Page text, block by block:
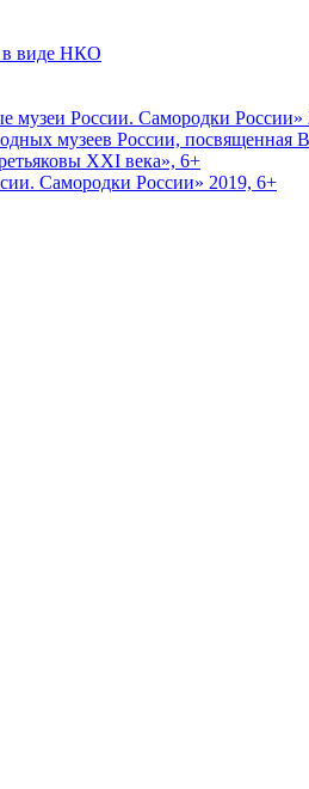
в виде НКО
музеи России. Самородки России»
музеев России, посвященная
XXI века», 6+
Самородки России» 2019, 6+